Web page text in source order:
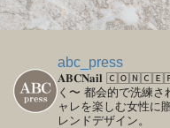
abc_press
𝐀𝐁𝐂𝐍𝐚𝐢𝐥
く〜 都会的で洗練さ
ャレを楽しむ女性に
レンドデザイン。